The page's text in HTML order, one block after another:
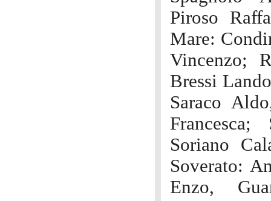
Piroso
Mare:
Vincenzo;
Bressi
Saraco
Soriano
Soverato:
Enzo,